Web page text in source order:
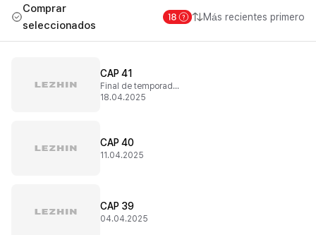
Comprar
seleccionados
Más recientes primero
CAP 41
Final de temporada 1
18.04.2025
CAP 40
11.04.2025
CAP 39
04.04.2025